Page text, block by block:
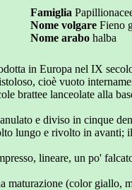
Famiglia
Nome volgare Fieno
Nome arabo halba
in Europa nel IX
cioè vuoto
brattee lanceolate alla
e diviso in cinque
lungo e rivolto in avanti;
lineare, un po'
maturazione (color giallo,